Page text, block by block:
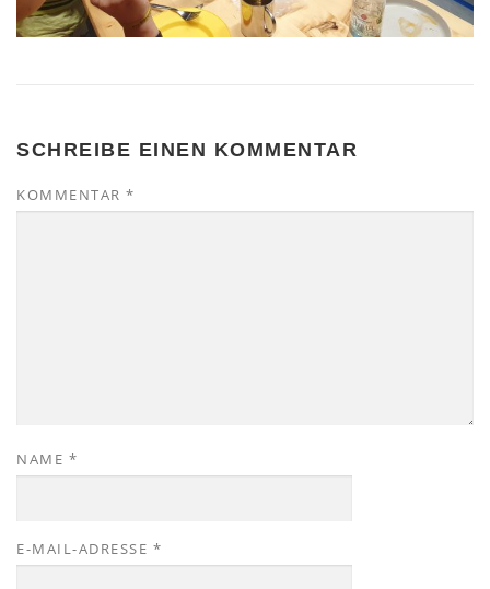
SCHREIBE EINEN KOMMENTAR
KOMMENTAR *
NAME *
E-MAIL-ADRESSE *